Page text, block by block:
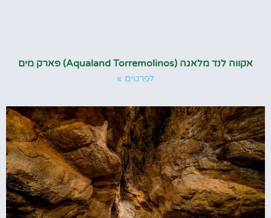
אקווה לנד מלאגה (Aqualand Torremolinos) פארק מים
לפרטים »